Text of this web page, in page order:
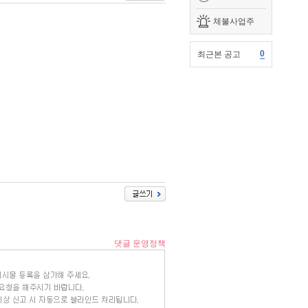
체불사업주
최근본 공고 0